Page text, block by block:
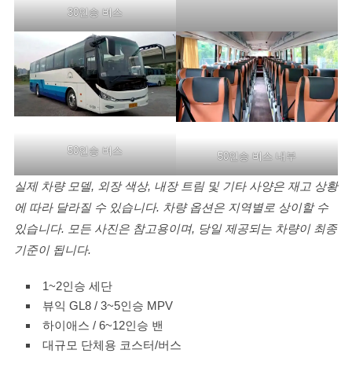
30인승 버스
50인승 버스 50인승 버스 내부
실제 차량 모델, 외장 색상, 내장 트림 및 기타 사양은 재고 상황
에 따라 달라질 수 있습니다. 차량 옵션은 지역별로 상이할 수
있습니다. 모든 사진은 참고용이며, 당일 제공되는 차량이 최종
기준이 됩니다.
1~2인승 세단
뷰익 GL8 / 3~5인승 MPV
하이애스 / 6~12인승 밴
대규모 단체용 코스터/버스